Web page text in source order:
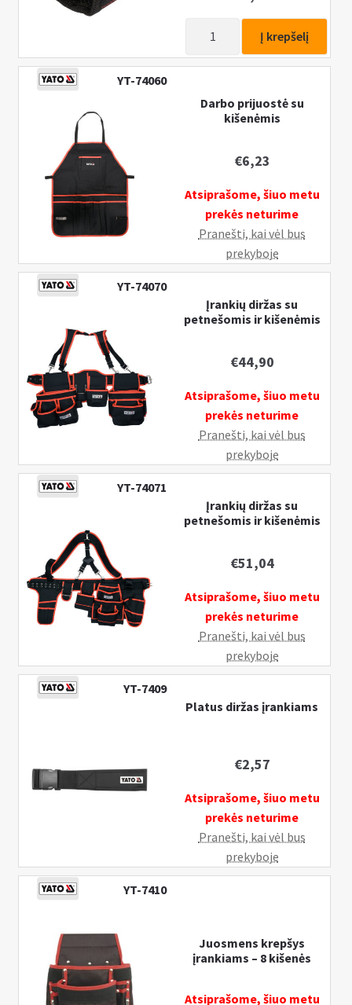
Magnetinė
magnetai
Į krepšelį
YT-74060
Darbo prijuostė su
kišenėmis
€6,23
Atsiprašome, šiuo metu
prekės neturime
Pranešti, kai vėl bus
prekyboje
YT-74070
Įrankių diržas su
petnešomis ir kišenėmis
€44,90
Atsiprašome, šiuo metu
prekės neturime
Pranešti, kai vėl bus
prekyboje
YT-74071
Įrankių diržas su
petnešomis ir kišenėmis
€51,04
Atsiprašome, šiuo metu
prekės neturime
Pranešti, kai vėl bus
prekyboje
YT-7409
Platus diržas įrankiams
€2,57
Atsiprašome, šiuo metu
prekės neturime
Pranešti, kai vėl bus
prekyboje
YT-7410
Juosmens krepšys
įrankiams – 8 kišenės
Atsiprašome, šiuo metu